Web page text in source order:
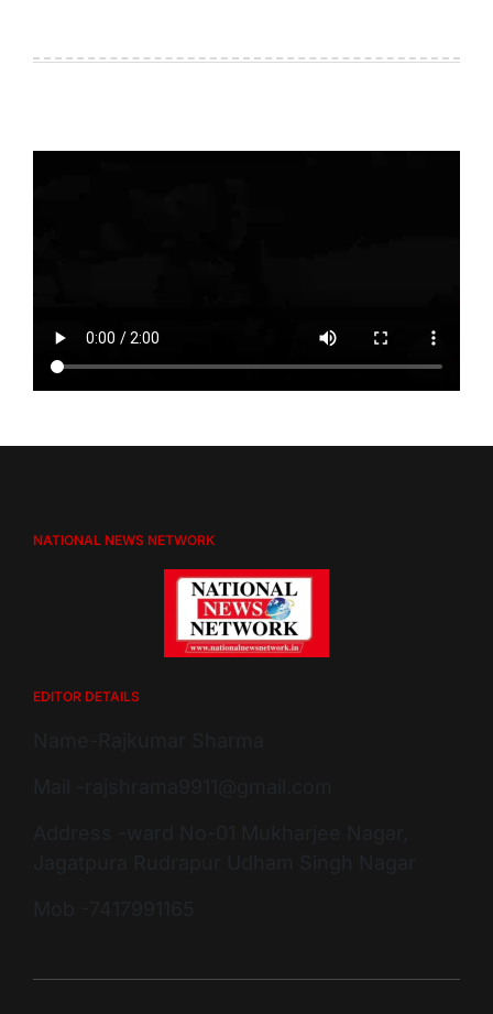
NATIONAL NEWS NETWORK
EDITOR DETAILS